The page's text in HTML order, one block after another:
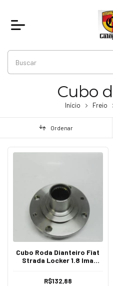
Cubo
Início Freio
Ordenar
Cubo Roda Dianteiro Fiat
Strada Locker 1.8 Ima
R$132,88